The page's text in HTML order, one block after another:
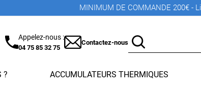
MINIMUM DE COMMANDE 200€ -
Appelez-nous :
04 75 85 32 75
Contactez-nous
? ACCUMULATEURS THERMIQUES